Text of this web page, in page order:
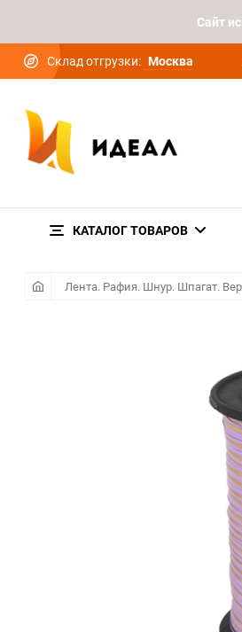
Cайт
Склад отгрузки: Москва
КАТАЛОГ ТОВАРОВ
Лента. Рафия. Шнур. Шпагат.